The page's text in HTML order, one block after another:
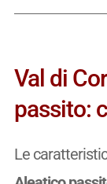
Val di
passito:
Le